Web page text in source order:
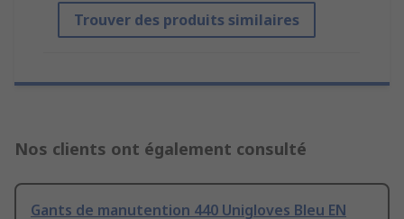
Trouver des produits similaires
Nos clients ont également consulté
Gants de manutention 440 Unigloves Bleu EN